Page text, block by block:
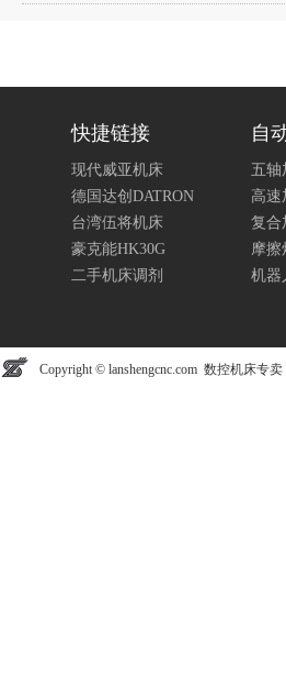
快捷链接
现代威亚机床
德国达创DATRON
台湾伍将机床
豪克能HK30G
二手机床调剂
自
五轴
高速
复合
摩擦
机器
Copyright © lanshengcnc.com 数控机床